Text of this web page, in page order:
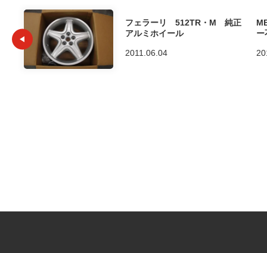
フェラーリ 512TR・M 純正
アルミホイール
2011.06.04
ー